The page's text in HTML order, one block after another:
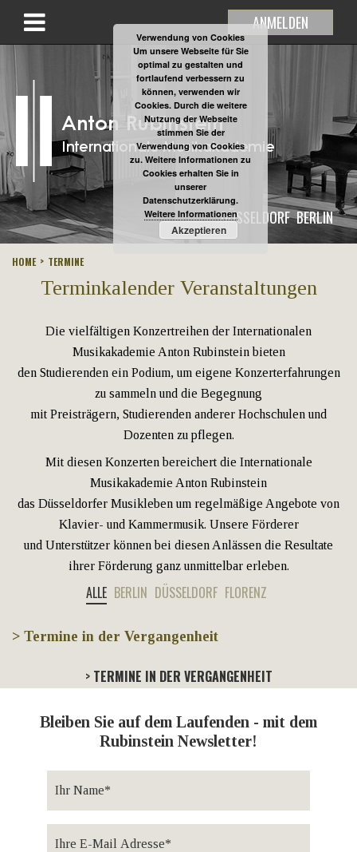
ANMELDEN
DÜSSELDORF BERLIN
HOME TERMINE
Terminkalender Veranstaltungen
Die vielfältigen Konzertreihen der Internationalen
Musikakademie Anton Rubinstein bieten
den Studierenden ein Podium, um eigene Konzerterfahrungen
zu sammeln und die Begegnung
mit Preisträgern, Studierenden anderer Hochschulen und
Dozenten zu pflegen.
Mit diesen Konzerten bereichert die Internationale
Musikakademie Anton Rubinstein
das Düsseldorfer Musikleben um regelmäßige Angebote von
Klavier- und Kammermusik. Unsere Förderer
und Unterstützer können bei diesen Anlässen die Resultate
ihrer Förderung ganz unmittelbar erleben.
ALLE BERLIN DÜSSELDORF FLORENZ
> Termine in der Vergangenheit
TERMINE IN DER VERGANGENHEIT
Bleiben Sie auf dem Laufenden - mit dem
Rubinstein Newsletter!
Verwendung von Cookies
Um unsere Webseite für Sie
optimal zu gestalten und
fortlaufend verbessern zu
können, verwenden wir
Cookies. Durch die weitere
Nutzung der Webseite
stimmen Sie der
Verwendung von Cookies
zu. Weitere Informationen zu
Cookies erhalten Sie in
unserer
Datenschutzerklärung.
Weitere Informationen
Akzeptieren